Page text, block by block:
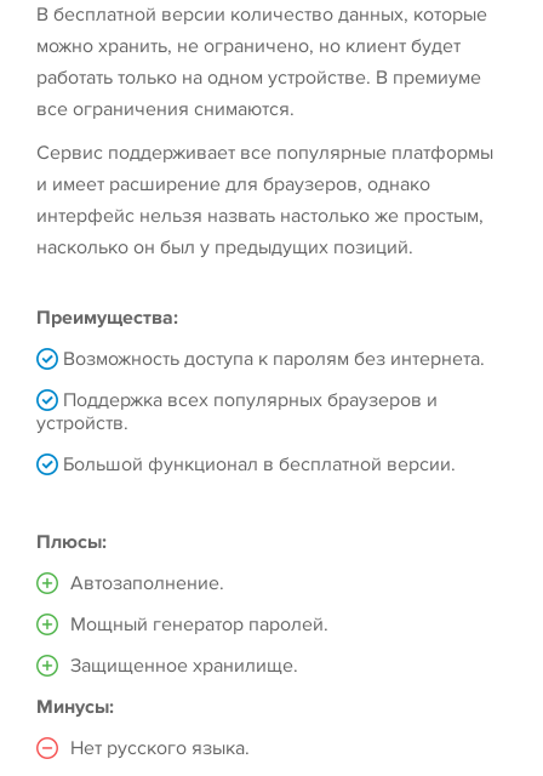
В бесплатной версии количество данных, которые
можно хранить, не ограничено, но клиент будет
работать только на одном устройстве. В премиуме
все ограничения снимаются.
Сервис поддерживает все популярные платформы
и имеет расширение для браузеров, однако
интерфейс нельзя назвать настолько же простым,
насколько он был у предыдущих позиций.
Преимущества:
Возможность доступа к паролям без интернета.
Поддержка всех популярных браузеров и
устройств.
Большой функционал в бесплатной версии.
Плюсы:
Автозаполнение.
Мощный генератор паролей.
Защищенное хранилище.
Минусы:
Нет русского языка.